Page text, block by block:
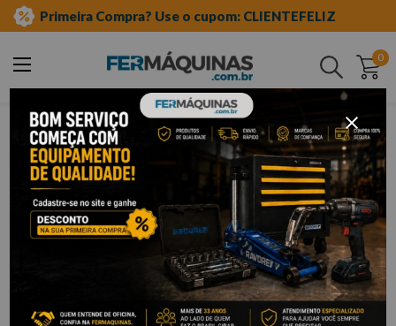
Primeira Compra? Use o cupom: CLIENTEFELIZ
0
Buscar
ferramentas em geral
jogos de brocas
Jogos de Brocas
Filtrar